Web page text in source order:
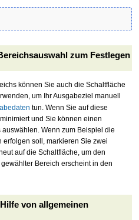
zum Festlegen
können Sie auch die Schaltfläche
um Ihr Ausgabeziel manuell
tun. Wenn Sie auf diese
und Sie können einen
Wenn zum Beispiel die
soll, markieren Sie zwei
auf die Schaltfläche, um den
Bereich erscheint in den
von allgemeinen